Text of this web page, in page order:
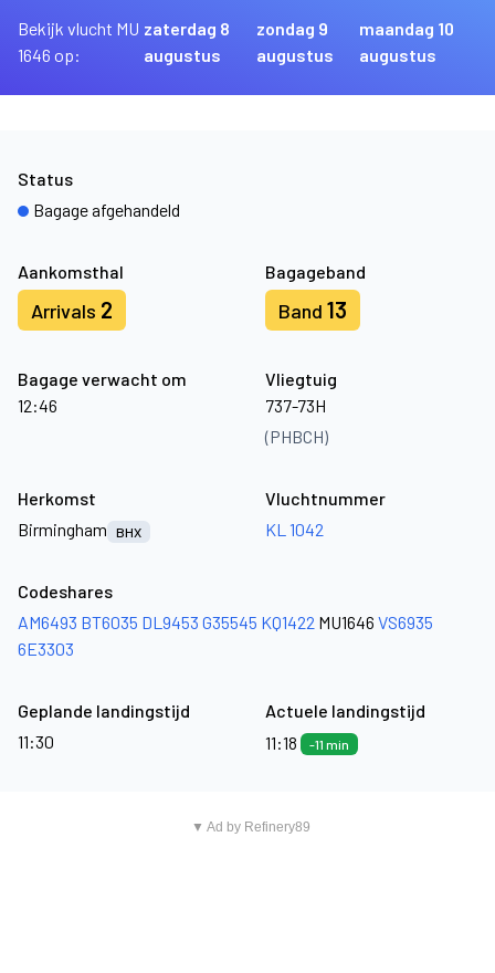
Bekijk vlucht MU
1646 op:
zaterdag 8
augustus
zondag 9
augustus
maandag 10
augustus
Aankomsthal
Arrivals 2
Bagageband
Band 13
Bagage verwacht om
12:46
Vliegtuig
737-73H
(PHBCH)
Status
Bagage afgehandeld
Herkomst
Birmingham
BHX
Vluchtnummer
KL 1042
Codeshares
AM6493 BT6035 DL9453 G35545 KQ1422 MU1646 VS6935
6E3303
Geplande landingstijd
11:30
Actuele landingstijd
11:18
-11 min
▼ Ad by Refinery89